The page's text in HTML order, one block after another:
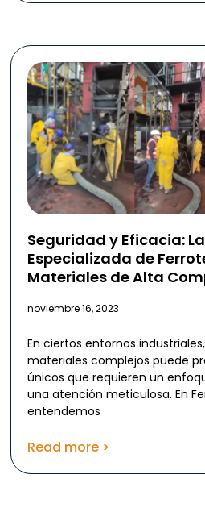
Seguridad y Eficacia:
Especializada de
Materiales de Alta
noviembre 16, 2023
En ciertos entornos
materiales complejos puede
únicos que requieren un
una atención meticulosa. En
entendemos
Read more >